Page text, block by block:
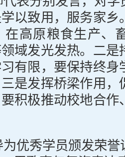
以致用，服务家乡
在高原粮食生产、
域发光发热。二是
有限，要保持终身
是发挥桥梁作用，
积极推动校地合作
优秀学员颁发荣